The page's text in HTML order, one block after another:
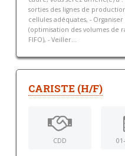
sorties des lignes de
cellules adéquates, -
(optimisation des volumes de
FIFO), - Veiller...
CARISTE (H/F)
CDD